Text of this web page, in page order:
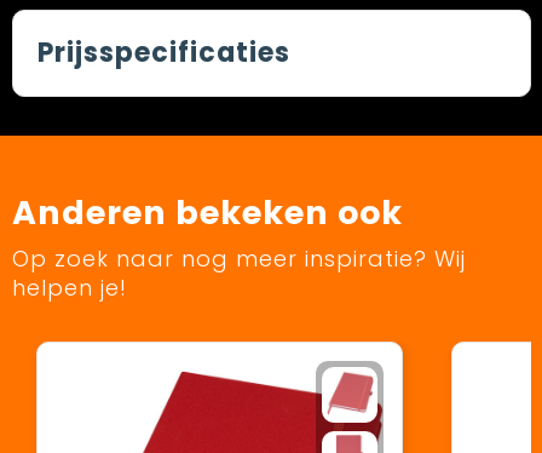
Prijsspecificaties
Anderen bekeken ook
Op zoek naar nog meer inspiratie? Wij
helpen je!